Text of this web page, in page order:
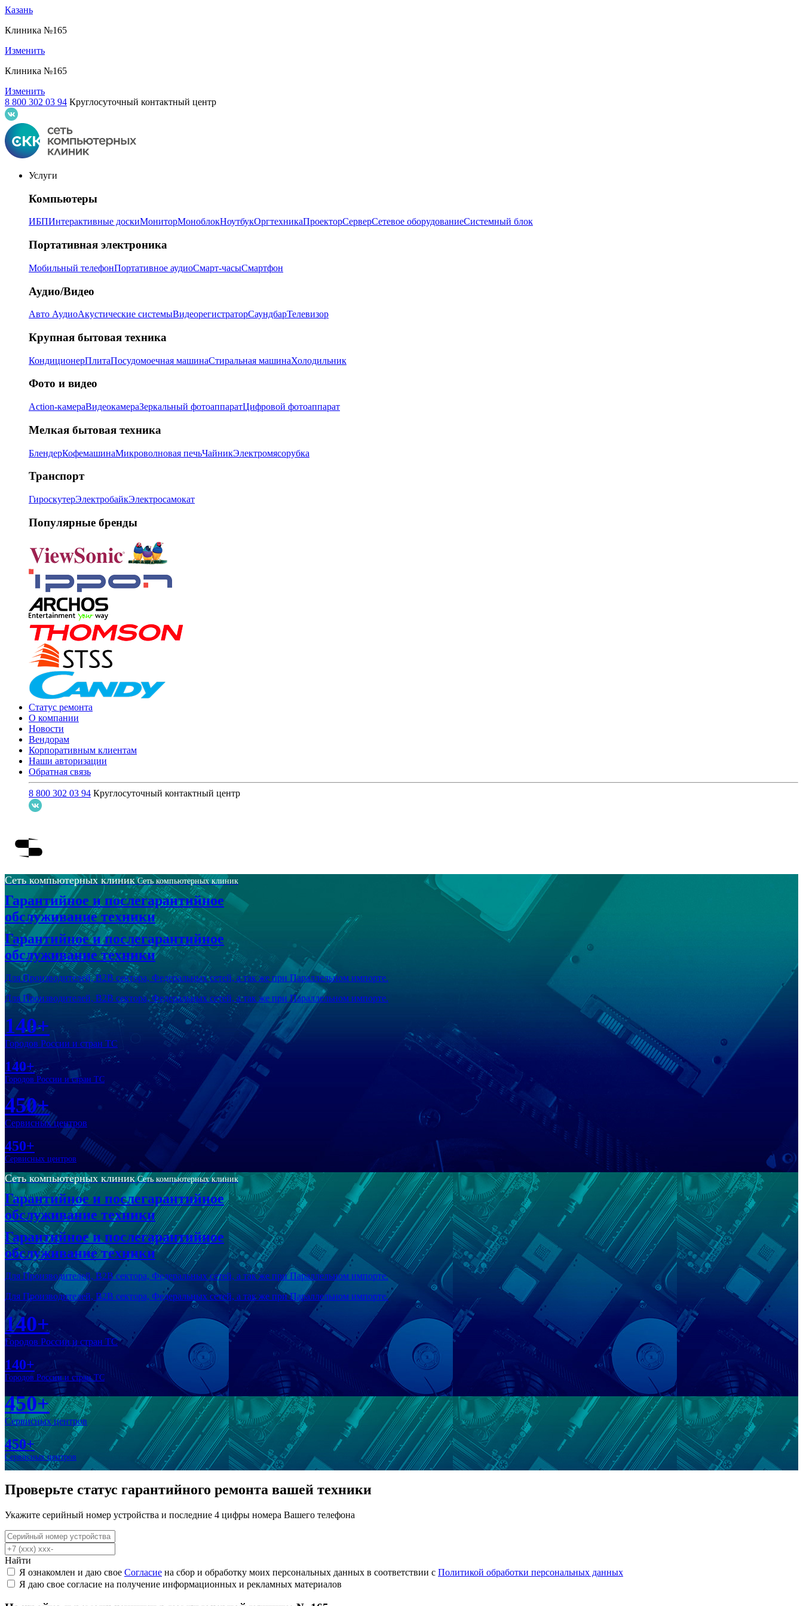
Казань
Клиника №165
Изменить
Клиника №165
Изменить
8 800 302 03 94 Круглосуточный контактный центр
Услуги
Компьютеры
ИБПИнтерактивные доскиМониторМоноблокНоутбукОргтехникаПроекторСерверСетевое оборудованиеСистемный блок
Портативная электроника
Мобильный телефонПортативное аудиоСмарт-часыСмартфон
Аудио/Видео
Авто АудиоАкустические системыВидеорегистраторСаундбарТелевизор
Крупная бытовая техника
КондиционерПлитаПосудомоечная машинаСтиральная машинаХолодильник
Фото и видео
Action-камераВидеокамераЗеркальный фотоаппаратЦифровой фотоаппарат
Мелкая бытовая техника
БлендерКофемашинаМикроволновая печьЧайникЭлектромясорубка
Транспорт
ГироскутерЭлектробайкЭлектросамокат
Популярные бренды
Статус ремонта
О компании
Новости
Вендорам
Корпоративным клиентам
Наши авторизации
Обратная связь
8 800 302 03 94 Круглосуточный контактный центр
Сеть компьютерных клиник Сеть компьютерных клиник
Гарантийное и послегарантийное
обслуживание техники
Гарантийное и послегарантийное
обслуживание техники
Для Производителей, В2В сектора, Федеральных сетей, а так же при Параллельном импорте.
Для Производителей, В2В сектора, Федеральных сетей, а так же при Параллельном импорте.
140+
Городов России и стран ТС
140+
Городов России и стран ТС
450+
Сервисных центров
450+
Сервисных центров
Сеть компьютерных клиник Сеть компьютерных клиник
Гарантийное и послегарантийное
обслуживание техники
Гарантийное и послегарантийное
обслуживание техники
Для Производителей, В2В сектора, Федеральных сетей, а так же при Параллельном импорте.
Для Производителей, В2В сектора, Федеральных сетей, а так же при Параллельном импорте.
140+
Городов России и стран ТС
140+
Городов России и стран ТС
450+
Сервисных центров
450+
Сервисных центров
Проверьте статус гарантийного ремонта вашей техники
Укажите серийный номер устройства и последние 4 цифры номера Вашего телефона
Найти
Я ознакомлен и даю свое Согласие на сбор и обработку моих персональных данных в соответствии с Политикой обработки персональных данных
Я даю свое согласие на получение информационных и рекламных материалов